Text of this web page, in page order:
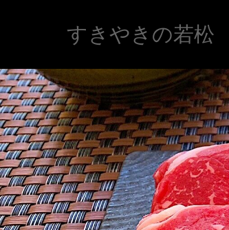
すきやきの若松